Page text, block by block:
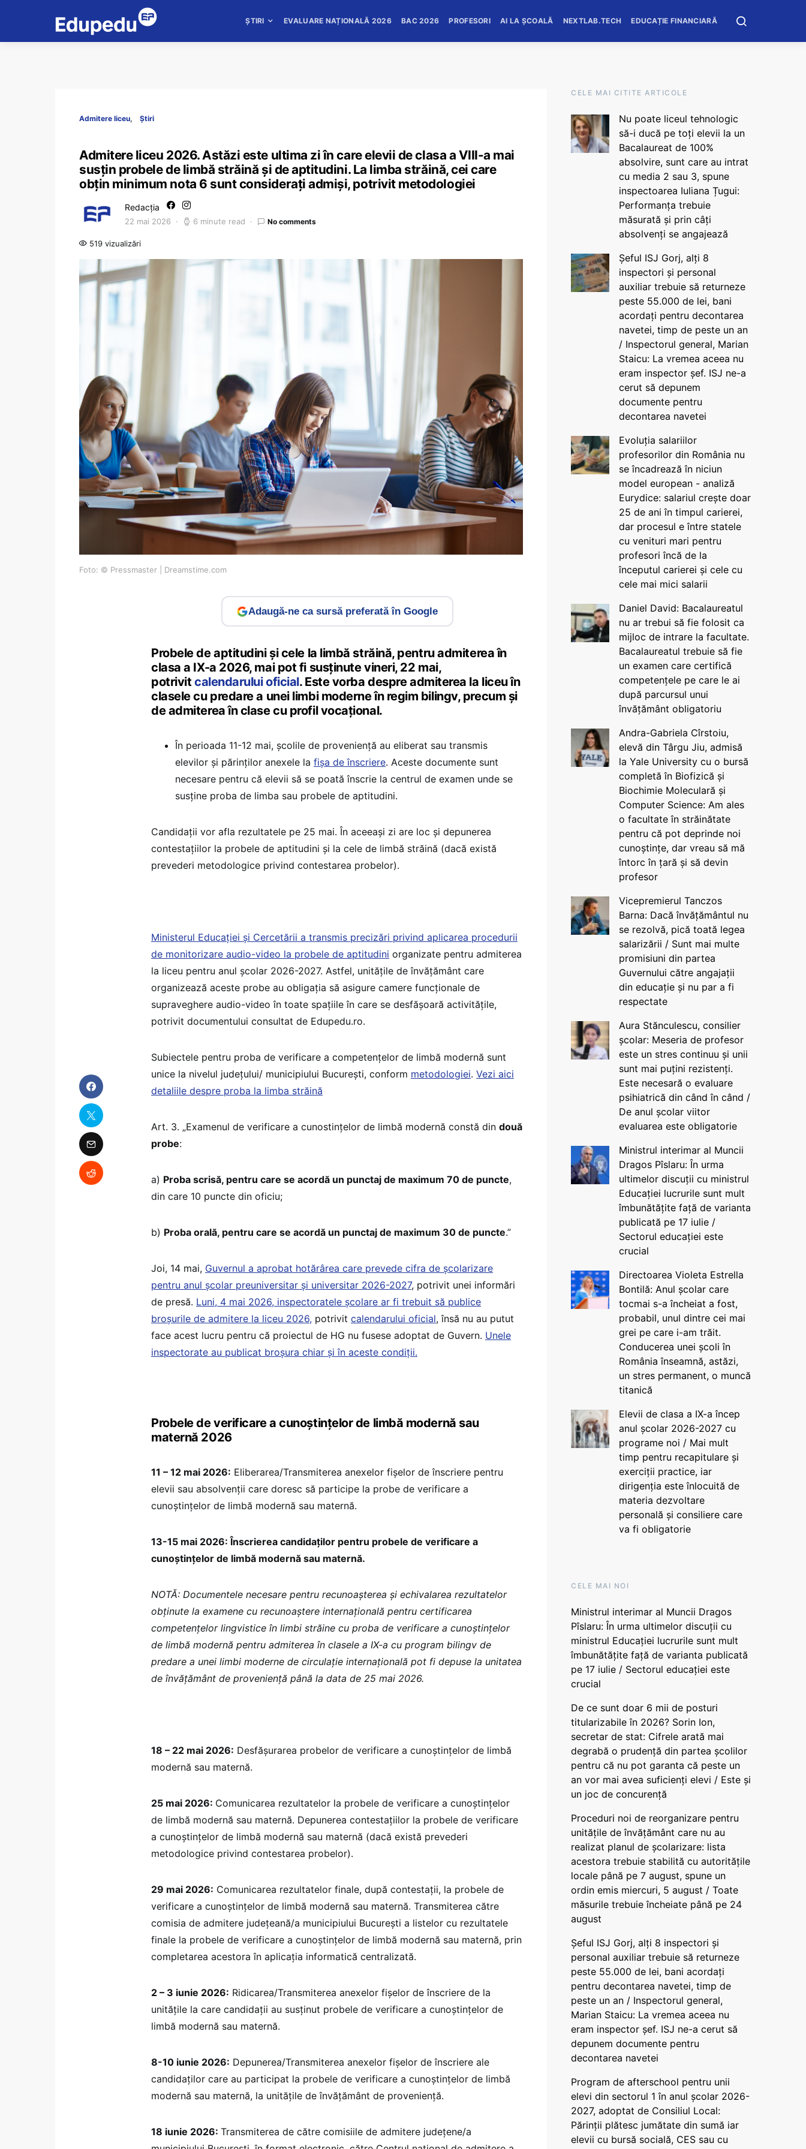
ȘTIRI EVALUARE NAȚIONALĂ 2026 BAC 2026 PROFESORI AI LA ȘCOALĂ NEXTLAB.TECH EDUCAȚIE FINANCIARĂ
Admitere liceu Știri
Admitere liceu 2026. Astăzi este ultima zi în care elevii de clasa a VIII-a mai
susțin probele de limbă străină și de aptitudini. La limba străină, cei care
obțin minimum nota 6 sunt considerați admiși, potrivit metodologiei
Redacția
22 mai 2026 6 minute read No comments
519 vizualizări
Foto: © Pressmaster | Dreamstime.com
Adaugă-ne ca sursă preferată în Google
Probele de aptitudini și cele la limbă străină, pentru admiterea în
clasa a IX-a 2026, mai pot fi susținute vineri, 22 mai,
potrivit calendarului oficial. Este vorba despre admiterea la liceu în
clasele cu predare a unei limbi moderne în regim bilingv, precum și
de admiterea în clase cu profil vocațional.
În perioada 11-12 mai, școlile de proveniență au eliberat sau transmis
elevilor și părinților anexele la fișa de înscriere. Aceste documente sunt
necesare pentru că elevii să se poată înscrie la centrul de examen unde se
susține proba de limba sau probele de aptitudini.
Candidații vor afla rezultatele pe 25 mai. În aceeași zi are loc și depunerea
contestaţiilor la probele de aptitudini și la cele de limbă străină (dacă există
prevederi metodologice privind contestarea probelor).
Ministerul Educației și Cercetării a transmis precizări privind aplicarea procedurii
de monitorizare audio-video la probele de aptitudini organizate pentru admiterea
la liceu pentru anul școlar 2026-2027. Astfel, unitățile de învățământ care
organizează aceste probe au obligația să asigure camere funcționale de
supraveghere audio-video în toate spațiile în care se desfășoară activitățile,
potrivit documentului consultat de Edupedu.ro.
Subiectele pentru proba de verificare a competențelor de limbă modernă sunt
unice la nivelul județului/ municipiului București, conform metodologiei. Vezi aici
detaliile despre proba la limba străină
Art. 3. „Examenul de verificare a cunostințelor de limbă modernă constă din două
probe:
a) Proba scrisă, pentru care se acordă un punctaj de maximum 70 de puncte,
din care 10 puncte din oficiu;
b) Proba orală, pentru care se acordă un punctaj de maximum 30 de puncte.”
Joi, 14 mai, Guvernul a aprobat hotărârea care prevede cifra de școlarizare
pentru anul școlar preuniversitar și universitar 2026-2027, potrivit unei informări
de presă. Luni, 4 mai 2026, inspectoratele școlare ar fi trebuit să publice
broșurile de admitere la liceu 2026, potrivit calendarului oficial, însă nu au putut
face acest lucru pentru că proiectul de HG nu fusese adoptat de Guvern. Unele
inspectorate au publicat broșura chiar și în aceste condiții.
Probele de verificare a cunoștințelor de limbă modernă sau
maternă 2026
11 – 12 mai 2026: Eliberarea/Transmiterea anexelor fişelor de înscriere pentru
elevii sau absolvenţii care doresc să participe la probe de verificare a
cunoştinţelor de limbă modernă sau maternă.
13-15 mai 2026: Înscrierea candidaţilor pentru probele de verificare a
cunoştinţelor de limbă modernă sau maternă.
NOTĂ: Documentele necesare pentru recunoașterea și echivalarea rezultatelor
obținute la examene cu recunoaștere internațională pentru certificarea
competențelor lingvistice în limbi străine cu proba de verificare a cunoștințelor
de limbă modernă pentru admiterea în clasele a IX-a cu program bilingv de
predare a unei limbi moderne de circulaţie internaţională pot fi depuse la unitatea
de învăţământ de provenienţă până la data de 25 mai 2026.
18 – 22 mai 2026: Desfăşurarea probelor de verificare a cunoştinţelor de limbă
modernă sau maternă.
25 mai 2026: Comunicarea rezultatelor la probele de verificare a cunoştinţelor
de limbă modernă sau maternă. Depunerea contestaţiilor la probele de verificare
a cunoştinţelor de limbă modernă sau maternă (dacă există prevederi
metodologice privind contestarea probelor).
29 mai 2026: Comunicarea rezultatelor finale, după contestaţii, la probele de
verificare a cunoştinţelor de limbă modernă sau maternă. Transmiterea către
comisia de admitere judeţeană/a municipiului Bucureşti a listelor cu rezultatele
finale la probele de verificare a cunoştinţelor de limbă modernă sau maternă, prin
completarea acestora în aplicația informatică centralizată.
2 – 3 iunie 2026: Ridicarea/Transmiterea anexelor fişelor de înscriere de la
unităţile la care candidaţii au susţinut probele de verificare a cunoştinţelor de
limbă modernă sau maternă.
8-10 iunie 2026: Depunerea/Transmiterea anexelor fişelor de înscriere ale
candidaţilor care au participat la probele de verificare a cunoştinţelor de limbă
modernă sau maternă, la unităţile de învăţământ de proveniență.
18 iunie 2026: Transmiterea de către comisiile de admitere judeţene/a
CELE MAI CITITE ARTICOLE
Nu poate liceul tehnologic
să-i ducă pe toți elevii la un
Bacalaureat de 100%
absolvire, sunt care au intrat
cu media 2 sau 3, spune
inspectoarea Iuliana Țugui:
Performanța trebuie
măsurată și prin câți
absolvenți se angajează
Șeful ISJ Gorj, alți 8
inspectori și personal
auxiliar trebuie să returneze
peste 55.000 de lei, bani
acordați pentru decontarea
navetei, timp de peste un an
/ Inspectorul general, Marian
Staicu: La vremea aceea nu
eram inspector șef. ISJ ne-a
cerut să depunem
documente pentru
decontarea navetei
Evoluția salariilor
profesorilor din România nu
se încadrează în niciun
model european - analiză
Eurydice: salariul crește doar
25 de ani în timpul carierei,
dar procesul e între statele
cu venituri mari pentru
profesori încă de la
începutul carierei și cele cu
cele mai mici salarii
Daniel David: Bacalaureatul
nu ar trebui să fie folosit ca
mijloc de intrare la facultate.
Bacalaureatul trebuie să fie
un examen care certifică
competențele pe care le ai
după parcursul unui
învățământ obligatoriu
Andra-Gabriela Cîrstoiu,
elevă din Târgu Jiu, admisă
la Yale University cu o bursă
completă în Biofizică și
Biochimie Moleculară și
Computer Science: Am ales
o facultate în străinătate
pentru că pot deprinde noi
cunoștințe, dar vreau să mă
întorc în țară și să devin
profesor
Vicepremierul Tanczos
Barna: Dacă învățământul nu
se rezolvă, pică toată legea
salarizării / Sunt mai multe
promisiuni din partea
Guvernului către angajații
din educație și nu par a fi
respectate
Aura Stănculescu, consilier
școlar: Meseria de profesor
este un stres continuu și unii
sunt mai puțini rezistenți.
Este necesară o evaluare
psihiatrică din când în când /
De anul școlar viitor
evaluarea este obligatorie
Ministrul interimar al Muncii
Dragos Pîslaru: În urma
ultimelor discuții cu ministrul
Educației lucrurile sunt mult
îmbunătățite față de varianta
publicată pe 17 iulie /
Sectorul educației este
crucial
Directoarea Violeta Estrella
Bontilă: Anul școlar care
tocmai s-a încheiat a fost,
probabil, unul dintre cei mai
grei pe care i-am trăit.
Conducerea unei școli în
România înseamnă, astăzi,
un stres permanent, o muncă
titanică
Elevii de clasa a IX-a încep
anul școlar 2026-2027 cu
programe noi / Mai mult
timp pentru recapitulare și
exerciții practice, iar
dirigenția este înlocuită de
materia dezvoltare
personală și consiliere care
va fi obligatorie
CELE MAI NOI
Ministrul interimar al Muncii Dragos
Pîslaru: În urma ultimelor discuții cu
ministrul Educației lucrurile sunt mult
îmbunătățite față de varianta publicată
pe 17 iulie / Sectorul educației este
crucial
De ce sunt doar 6 mii de posturi
titularizabile în 2026? Sorin Ion,
secretar de stat: Cifrele arată mai
degrabă o prudență din partea școlilor
pentru că nu pot garanta că peste un
an vor mai avea suficienți elevi / Este și
un joc de concurență
Proceduri noi de reorganizare pentru
unitățile de învățământ care nu au
realizat planul de școlarizare: lista
acestora trebuie stabilită cu autoritățile
locale până pe 7 august, spune un
ordin emis miercuri, 5 august / Toate
măsurile trebuie încheiate până pe 24
august
Șeful ISJ Gorj, alți 8 inspectori și
personal auxiliar trebuie să returneze
peste 55.000 de lei, bani acordați
pentru decontarea navetei, timp de
peste un an / Inspectorul general,
Marian Staicu: La vremea aceea nu
eram inspector șef. ISJ ne-a cerut să
depunem documente pentru
decontarea navetei
Program de afterschool pentru unii
elevi din sectorul 1 în anul școlar 2026-
2027, adoptat de Consiliul Local:
Părinții plătesc jumătate din sumă iar
elevii cu bursă socială, CES sau cu